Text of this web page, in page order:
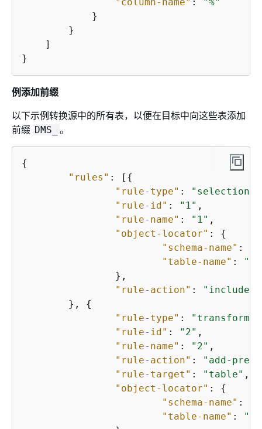
            }
        }
    ]
}
例添加前缀
以下示例转换源中的所有表，以便在目标中向这些表添加
前缀 DMS_ 。
{
"rules" : [ {
"rule-type" : "selection"
"rule-id" : "1" ,
"rule-name" : "1" ,
"object-locator" : {
"schema-name" :
"table-name" :
"%"
"rule-action" :
"include"
	},
{
"rule-type" :
"rule-id" : "2" ,
"rule-name" : "2" ,
"rule-action" :
"add-
"rule-target" : "table" ,
"object-locator" : {
"schema-name" :
"table-name" :
"%"